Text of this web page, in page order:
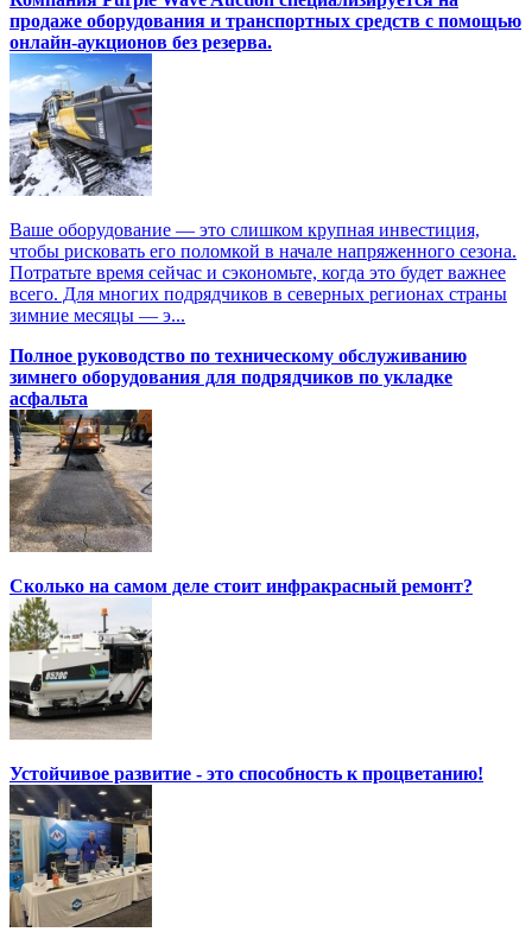
продаже оборудования и транспортных средств с помощью
онлайн-аукционов без резерва.
Ваше оборудование — это слишком крупная инвестиция,
чтобы рисковать его поломкой в начале напряженного сезона.
Потратьте время сейчас и сэкономьте, когда это будет важнее
всего. Для многих подрядчиков в северных регионах страны
зимние месяцы — э...
Полное руководство по техническому обслуживанию
зимнего оборудования для подрядчиков по укладке
асфальта
Сколько на самом деле стоит инфракрасный ремонт?
Устойчивое развитие - это способность к процветанию!